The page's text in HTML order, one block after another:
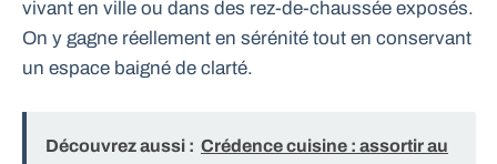
vivant en ville ou dans des rez-de-chaussée exposés.
On y gagne réellement en sérénité tout en conservant
un espace baigné de clarté.
Découvrez aussi : Crédence cuisine : assortir au